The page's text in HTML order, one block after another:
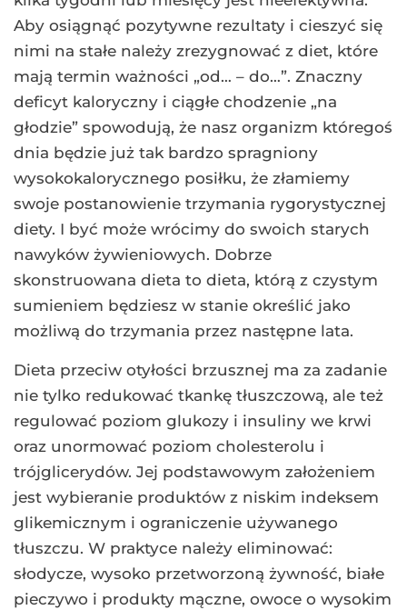
Aby osiągnąć pozytywne rezultaty i cieszyć się
nimi na stałe należy zrezygnować z diet, które
mają termin ważności „od… – do…”. Znaczny
deficyt kaloryczny i ciągłe chodzenie „na
głodzie” spowodują, że nasz organizm któregoś
dnia będzie już tak bardzo spragniony
wysokokalorycznego posiłku, że złamiemy
swoje postanowienie trzymania rygorystycznej
diety. I być może wrócimy do swoich starych
nawyków żywieniowych. Dobrze
skonstruowana dieta to dieta, którą z czystym
sumieniem będziesz w stanie określić jako
możliwą do trzymania przez następne lata.
Dieta przeciw otyłości brzusznej ma za zadanie
nie tylko redukować tkankę tłuszczową, ale też
regulować poziom glukozy i insuliny we krwi
oraz unormować poziom cholesterolu i
trójglicerydów. Jej podstawowym założeniem
jest wybieranie produktów z niskim indeksem
glikemicznym i ograniczenie używanego
tłuszczu. W praktyce należy eliminować:
słodycze, wysoko przetworzoną żywność, białe
pieczywo i produkty mączne, owoce o wysokim